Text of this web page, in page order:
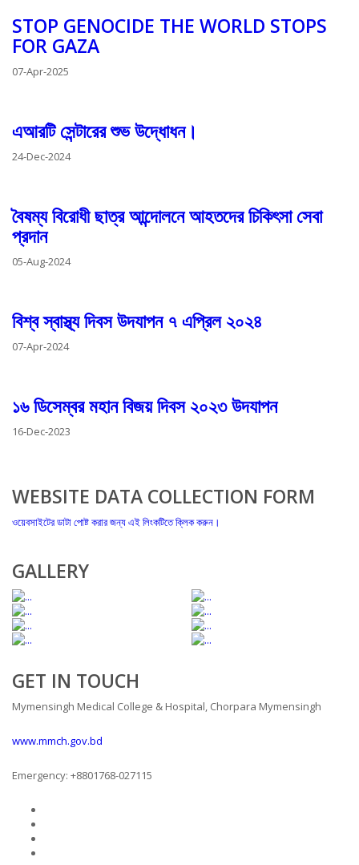
STOP GENOCIDE THE WORLD STOPS
FOR GAZA
07-Apr-2025
এআরটি সেন্টারের শুভ উদ্ধোধন।
24-Dec-2024
বৈষম্য বিরোধী ছাত্র আন্দোলনে আহতদের চিকিৎসা সেবা
প্রদান
05-Aug-2024
বিশ্ব স্বাস্থ্য দিবস উদযাপন ৭ এপ্রিল ২০২৪
07-Apr-2024
১৬ ডিসেম্বর মহান বিজয় দিবস ২০২৩ উদযাপন
16-Dec-2023
WEBSITE DATA COLLECTION FORM
ওয়েবসাইটের ডাটা পোষ্ট করার জন্য এই লিংকটিতে ক্লিক করুন।
GALLERY
GET IN TOUCH
Mymensingh Medical College & Hospital, Chorpara Mymensingh
www.mmch.gov.bd
Emergency: +8801768-027115